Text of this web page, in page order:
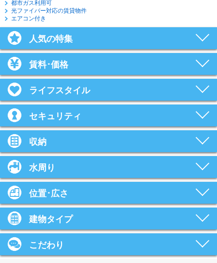
都市ガス利用可
光ファイバー対応の賃貸物件
エアコン付き
人気の特集
賃料･価格
ライフスタイル
セキュリティ
収納
水周り
位置･広さ
建物タイプ
こだわり